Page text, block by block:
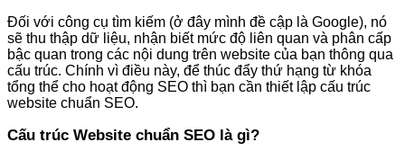
Đối với công cụ tìm kiếm (ở đây mình đề cập là Google), nó
sẽ thu thập dữ liệu, nhận biết mức độ liên quan và phân cấp
bậc quan trong các nội dung trên website của bạn thông qua
cấu trúc. Chính vì điều này, để thúc đẩy thứ hạng từ khóa
tổng thể cho hoạt động SEO thì bạn cần thiết lập cấu trúc
website chuẩn SEO.
Cấu trúc Website chuẩn SEO là gì?